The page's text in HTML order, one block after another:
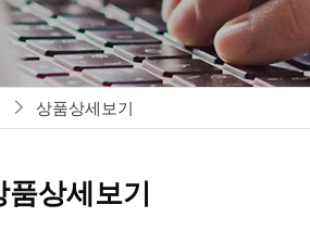
상품상세보기
품상세보기